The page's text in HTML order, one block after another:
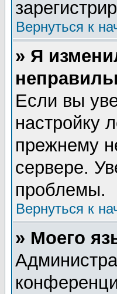
Вернуться к
» Я
Если вы
настройку
прежнему
сервере.
проблемы.
Вернуться к
» Моего